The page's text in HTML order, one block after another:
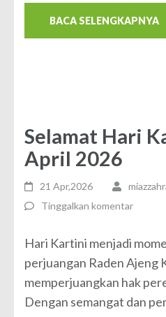
BACA SELENGKAPNYA
Selamat Hari
April 2026
21 Apr,2026
Tinggalkan komentar
Hari Kartini menjadi
perjuangan Raden Ajeng
memperjuangkan hak
Dengan semangat dan